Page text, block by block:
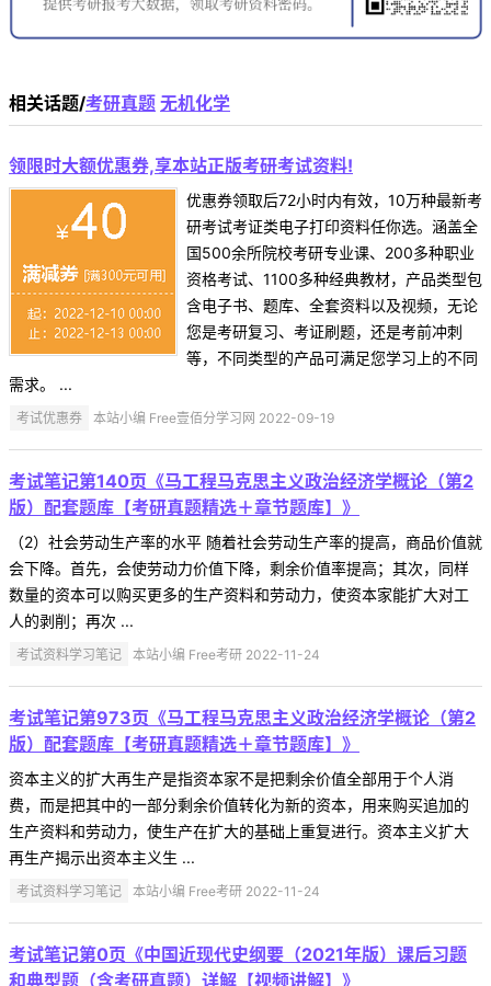
相关话题/考研真题 无机化学
领限时大额优惠券,享本站正版考研考试资料!
优惠券领取后72小时内有效，10万种最新考
研考试考证类电子打印资料任你选。涵盖全
国500余所院校考研专业课、200多种职业
资格考试、1100多种经典教材，产品类型包
含电子书、题库、全套资料以及视频，无论
您是考研复习、考证刷题，还是考前冲刺
等，不同类型的产品可满足您学习上的不同
需求。 ...
考试优惠券 本站小编 Free壹佰分学习网 2022-09-19
考试笔记第140页《马工程马克思主义政治经济学概论（第2
版）配套题库【考研真题精选＋章节题库】》
（2）社会劳动生产率的水平 随着社会劳动生产率的提高，商品价值就
会下降。首先，会使劳动力价值下降，剩余价值率提高；其次，同样
数量的资本可以购买更多的生产资料和劳动力，使资本家能扩大对工
人的剥削；再次 ...
考试资料学习笔记 本站小编 Free考研 2022-11-24
考试笔记第973页《马工程马克思主义政治经济学概论（第2
版）配套题库【考研真题精选＋章节题库】》
资本主义的扩大再生产是指资本家不是把剩余价值全部用于个人消
费，而是把其中的一部分剩余价值转化为新的资本，用来购买追加的
生产资料和劳动力，使生产在扩大的基础上重复进行。资本主义扩大
再生产揭示出资本主义生 ...
考试资料学习笔记 本站小编 Free考研 2022-11-24
考试笔记第0页《中国近现代史纲要（2021年版）课后习题
和典型题（含考研真题）详解【视频讲解】》